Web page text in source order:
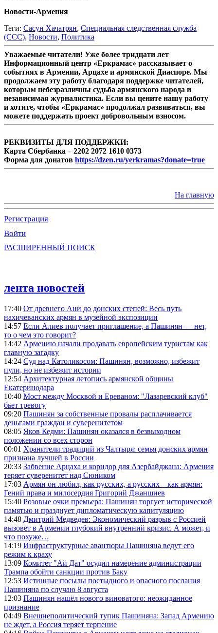
Новости-Армения
Теги: Сасун Хачатрян, Специальная следственная служба
(ССС), Новости, Политика
Уважаемые читатели! Уже более тридцати лет
Информационный центр «Еркрамас» рассказывает о
событиях в Армении, Арцахе и армянской Диаспоре. Мы
продолжаем эту работу благодаря поддержке читателей,
которым небезразличны судьба армянского народа и
независимая журналистика. Если вы цените нашу работу
и хотите, чтобы «Еркрамас» продолжал развиваться, вы
можете поддержать проект добровольным взносом.
РЕКВИЗИТЫ ДЛЯ ПОДДЕРЖКИ:
Карта Сбербанка – 2202 2072 1610 0373
Форма для донатов https://dzen.ru/yerkramas?donate=true
На главную
Регистрация
Войти
РАСШИРЕННЫЙ ПОИСК
лента новостей
17:40 От древнего Ани до донских степей: Весь путь
нахичеванских армян в музейной экспозиции
14:57 Если Алиев получает приглашение, а Пашинян — нет,
то о чем это говорит?
14:42 Армению начали продавать европейским туристам как
главную загадку
14:24 Суд над Католикосом: Пашинян, возможно, избежит
пули, но не избежит истории
12:54 Архитектурная летопись армянской общины
Екатеринодара
10:40 Мост между Москвой и Ереваном: "Лазаревский клуб"
бьет тревогу
09:20 Пашинян за собственные провалы расплачивается
деньгами граждан и суверенитетом
08:05 Яков Кедми: Пашинян оказался в безвыходном
положении со всех сторон
00:01 Хранители традиций из Чалтыря: семья донских армян
признана лучшей в России
20:33 Забвение Арцаха и коридор для Азербайджана: Армения
теряет суверенитет над Сюником
17:03 Армян он любил, как русских, а русских – как армян:
Гений права и милосердия Григорий Джаншиев
15:40 Розовые очки премьера: Пашинян торгует исторической
памятью и празднует дипломатическую капитуляцию
14:48 Дмитрий Медведев: Экономический разрыв с Россией
вызовет в Армении глубокий внутренний кризис. А может, и
что похуже…
14:19 Инфраструктурные авантюры Пашиняна ведут его
режим к краху
13:09 Комитет "Ай Дат" осудил намерение администрации
Трампа обойти санкции против Баку
12:53 Истинные посылы постыдного и опасного послания
Пашиняна по случаю 8 августа
12:03 Пашинян нашёл нового виноватого: неожиданное
признание
04:49 Внешнеполитический тупик Пашиняна: Запад Армению
не ждет, а Россия теряет терпение